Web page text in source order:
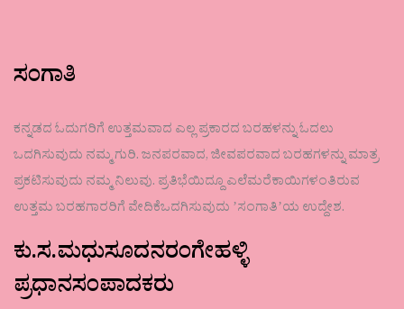
ಸಂಗಾತಿ
ಕನ್ನಡದ ಓದುಗರಿಗೆ ಉತ್ತಮವಾದ ಎಲ್ಲ ಪ್ರಕಾರದ ಬರಹಳನ್ನು ಓದಲು
ಒದಗಿಸುವುದು ನಮ್ಮ ಗುರಿ. ಜನಪರವಾದ, ಜೀವಪರವಾದ ಬರಹಗಳನ್ನು ಮಾತ್ರ
ಪ್ರಕಟಿಸುವುದು ನಮ್ಮ ನಿಲುವು. ಪ್ರತಿಭೆಯಿದ್ದೂ ಎಲೆಮರೆಕಾಯಿಗಳಂತಿರುವ
ಉತ್ತಮ ಬರಹಗಾರರಿಗೆ ವೇದಿಕೆಒದಗಿಸುವುದು ʼಸಂಗಾತಿʼಯ ಉದ್ದೇಶ.
ಕು.ಸ.ಮಧುಸೂದನರಂಗೇಹಳ್ಳಿ
ಪ್ರಧಾನಸಂಪಾದಕರು